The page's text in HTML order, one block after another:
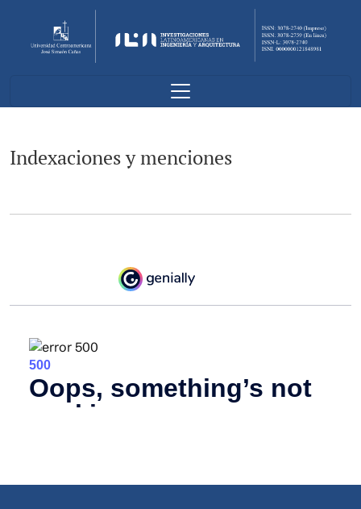
Indexaciones y menciones
Indexaciones y menciones